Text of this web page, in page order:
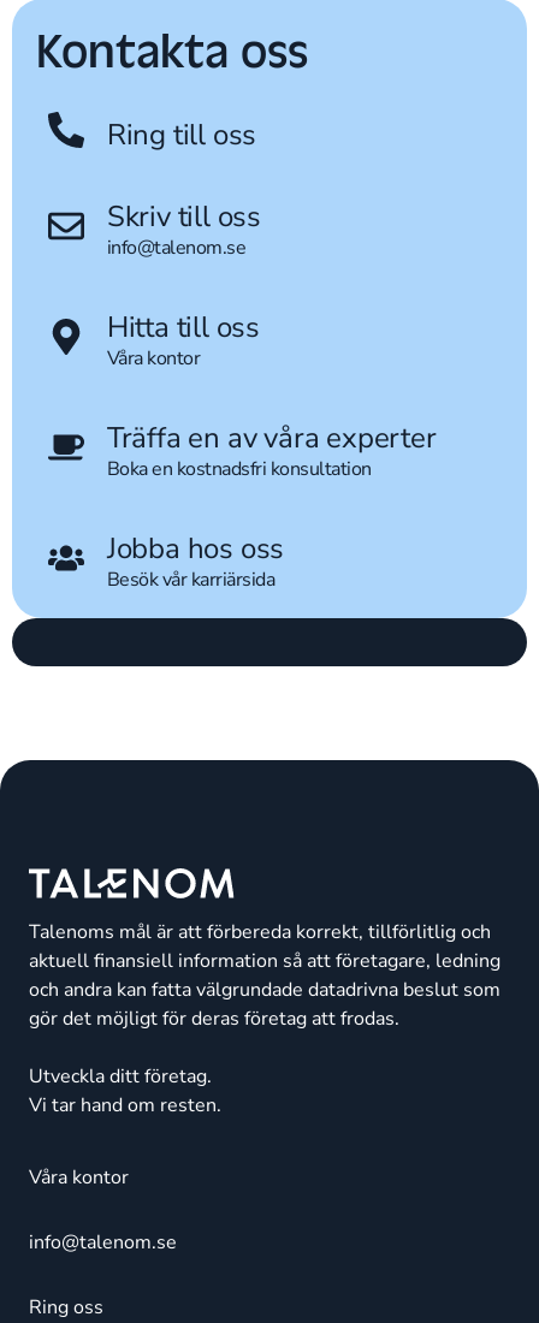
Kontakta oss
Ring till oss
Skriv till oss
info@talenom.se
Hitta till oss
Våra kontor
Träffa en av våra experter
Boka en kostnadsfri konsultation
Jobba hos oss
Besök vår karriärsida
Talenoms mål är att förbereda korrekt, tillförlitlig och
aktuell finansiell information så att företagare, ledning
och andra kan fatta välgrundade datadrivna beslut som
gör det möjligt för deras företag att frodas.
Utveckla ditt företag.
Vi tar hand om resten.
Våra kontor
info@talenom.se
Ring oss